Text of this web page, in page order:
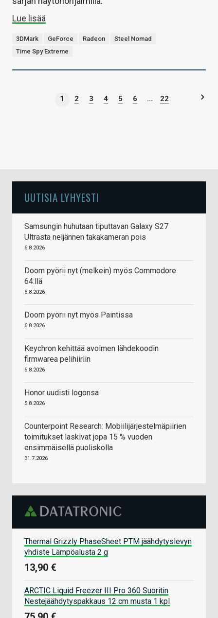
Lue lisää
3DMark GeForce Radeon
Steel Nomad
Time Spy Extreme
1 2 3 4 5 6 ... 22
UUTISIA LYHYESTI
Samsungin huhutaan tiputtavan Galaxy S27
Ultrasta neljännen takakameran pois
6.8.2026
Doom pyörii nyt (melkein) myös Commodore
64:llä
6.8.2026
Doom pyörii nyt myös Paintissa
6.8.2026
Keychron kehittää avoimen lähdekoodin
firmwarea pelihiiriin
5.8.2026
Honor uudisti logonsa
5.8.2026
Counterpoint Research: Mobiilijärjestelmäpiirien
toimitukset laskivat jopa 15 % vuoden
ensimmäisellä puoliskolla
31.7.2026
Thermal Grizzly PhaseSheet PTM jäähdytyslevyn
yhdiste Lämpöalusta 2 g
13,90 €
ARCTIC Liquid Freezer III Pro 360 Suoritin
Nestejäähdytyspakkaus 12 cm musta 1 kpl